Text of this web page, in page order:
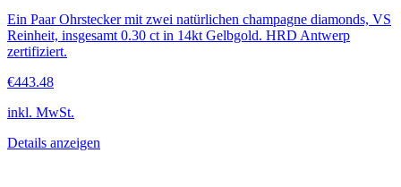
Ein Paar Ohrstecker mit zwei natürlichen champagne diamonds, VS
Reinheit, insgesamt 0.30 ct in 14kt Gelbgold. HRD Antwerp
zertifiziert.
€443.48
inkl. MwSt.
Details anzeigen